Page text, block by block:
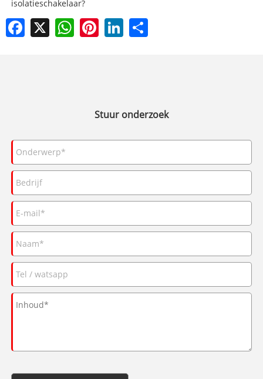
isolatieschakelaar?
Facebook
WhatsAppPinterestLinkedIn
Stuur onderzoek